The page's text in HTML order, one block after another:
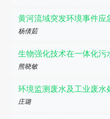
黄河流域突发环境事件应
杨倩茹
生物强化技术在一体化污
熊晓敏
环境监测废水及工业废水
庄璐